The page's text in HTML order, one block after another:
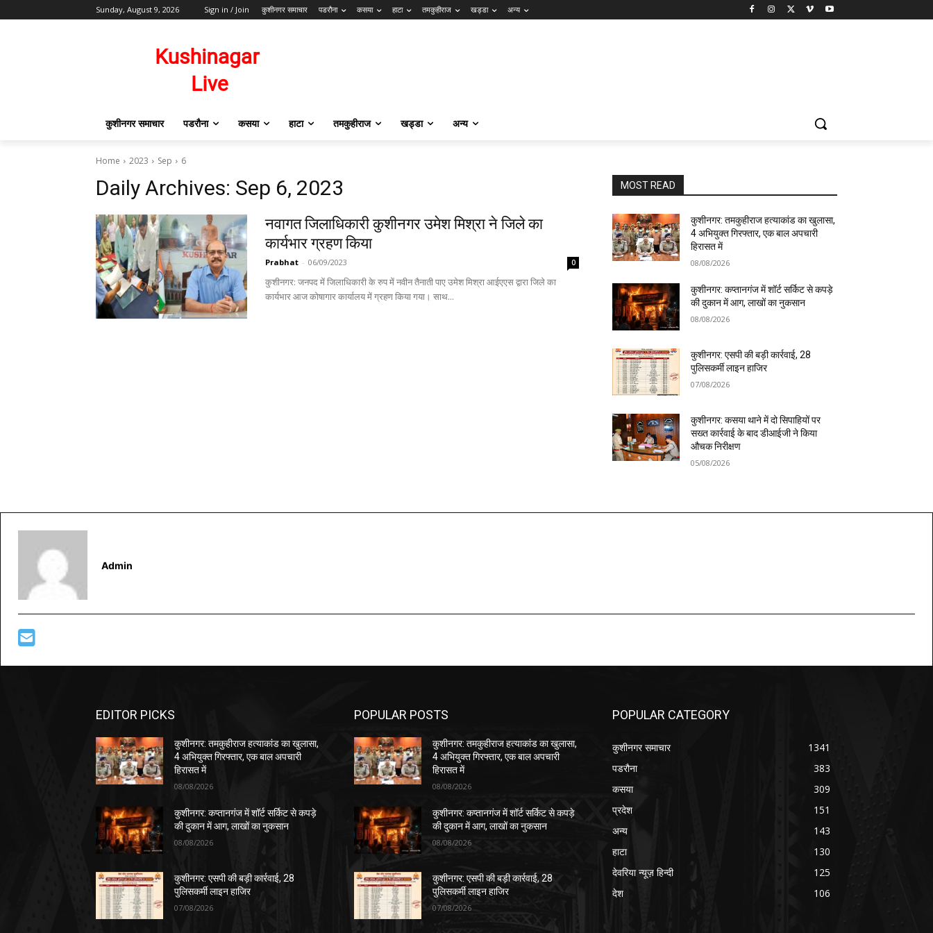
Sunday, August 9, 2026 Sign in / Join कुशीनगर समाचार पडरौना कसया हाटा तमकुहीराज खड्डा अन्य
कुशीनगर समाचार पडरौना कसया हाटा तमकुहीराज खड्डा अन्य
Home 2023 Sep 6
Daily Archives: Sep 6, 2023
नवागत जिलाधिकारी कुशीनगर उमेश मिश्रा ने जिले का
कार्यभार ग्रहण किया
Prabhat - 06/09/2023 0
कुशीनगर: जनपद में जिलाधिकारी के रुप में नवीन तैनाती पाए उमेश मिश्रा आईएएस द्वारा जिले का
कार्यभार आज कोषागार कार्यालय में ग्रहण किया गया। साथ...
MOST READ
कुशीनगर: तमकुहीराज हत्याकांड का खुलासा,
4 अभियुक्त गिरफ्तार, एक बाल अपचारी
हिरासत में
08/08/2026
कुशीनगर: कप्तानगंज में शॉर्ट सर्किट से कपड़े
की दुकान में आग, लाखों का नुकसान
08/08/2026
कुशीनगर: एसपी की बड़ी कार्रवाई, 28
पुलिसकर्मी लाइन हाजिर
07/08/2026
कुशीनगर: कसया थाने में दो सिपाहियों पर
सख्त कार्रवाई के बाद डीआईजी ने किया
औचक निरीक्षण
05/08/2026
Admin
EDITOR PICKS
कुशीनगर: तमकुहीराज हत्याकांड का खुलासा,
4 अभियुक्त गिरफ्तार, एक बाल अपचारी
हिरासत में
08/08/2026
कुशीनगर: कप्तानगंज में शॉर्ट सर्किट से कपड़े
की दुकान में आग, लाखों का नुकसान
08/08/2026
कुशीनगर: एसपी की बड़ी कार्रवाई, 28
पुलिसकर्मी लाइन हाजिर
07/08/2026
POPULAR POSTS
कुशीनगर: तमकुहीराज हत्याकांड का खुलासा,
4 अभियुक्त गिरफ्तार, एक बाल अपचारी
हिरासत में
08/08/2026
कुशीनगर: कप्तानगंज में शॉर्ट सर्किट से कपड़े
की दुकान में आग, लाखों का नुकसान
08/08/2026
कुशीनगर: एसपी की बड़ी कार्रवाई, 28
पुलिसकर्मी लाइन हाजिर
07/08/2026
POPULAR CATEGORY
कुशीनगर समाचार
1341
पडरौना
383
कसया
309
प्रदेश
151
अन्य
143
हाटा
130
देवरिया न्यूज़ हिन्दी
125
देश
106